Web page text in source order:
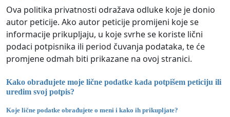
Ova politika privatnosti odražava odluke koje je donio
autor peticije. Ako autor peticije promijeni koje se
informacije prikupljaju, u koje svrhe se koriste lični
podaci potpisnika ili period čuvanja podataka, te će
promjene odmah biti prikazane na ovoj stranici.
Kako obrađujete moje lične podatke kada potpišem peticiju ili
uredim svoj potpis?
Koje lične podatke obrađujete o meni i kako ih prikupljate?